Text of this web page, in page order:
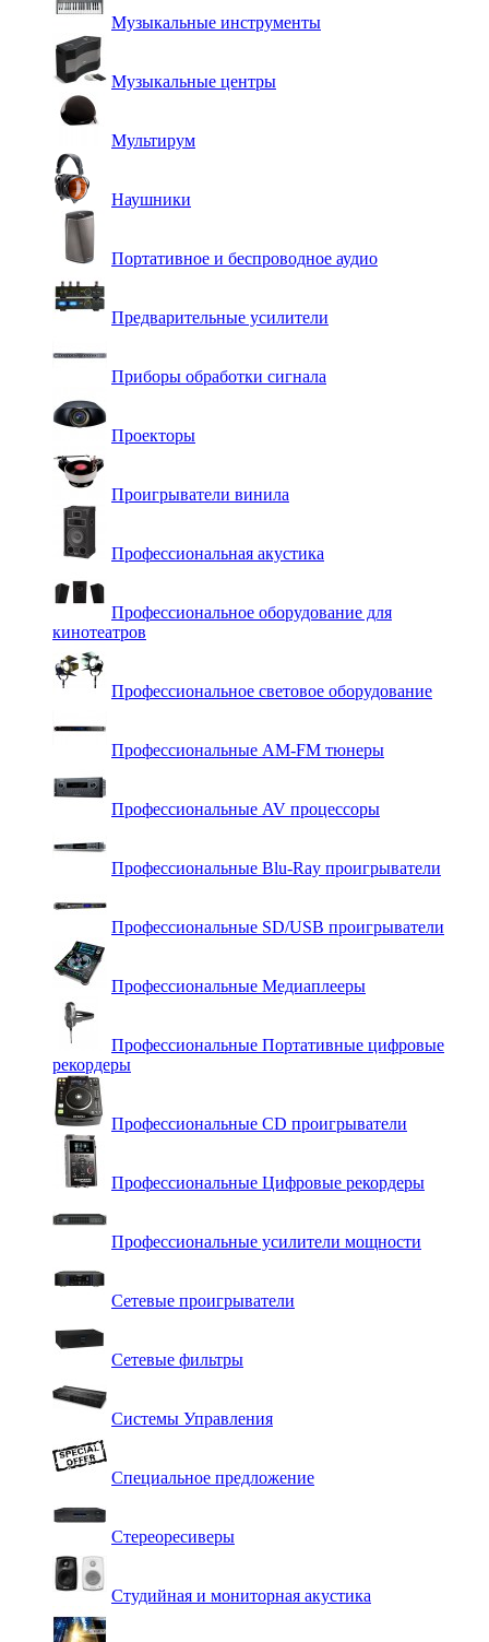
Музыкальные инструменты
Музыкальные центры
Мультирум
Наушники
Портативное и беспроводное аудио
Предварительные усилители
Приборы обработки сигнала
Проекторы
Проигрыватели винила
Профессиональная акустика
Профессиональное оборудование для
кинотеатров
Профессиональное световое оборудование
Профессиональные AM-FM тюнеры
Профессиональные AV процессоры
Профессиональные Blu-Ray проигрыватели
Профессиональные SD/USB проигрыватели
Профессиональные Медиаплееры
Профессиональные Портативные цифровые
рекордеры
Профессиональные СD проигрыватели
Профессиональные Цифровые рекордеры
Профессиональные усилители мощности
Сетевые проигрыватели
Сетевые фильтры
Системы Управления
Специальное предложение
Стереоресиверы
Студийная и мониторная акустика